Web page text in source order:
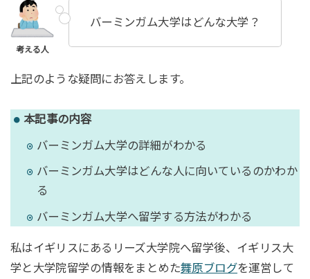
バーミンガム大学はどんな大学？
上記のような疑問にお答えします。
本記事の内容
バーミンガム大学の詳細がわかる
バーミンガム大学はどんな人に向いているのかわか
る
バーミンガム大学へ留学する方法がわかる
私はイギリスにあるリーズ大学院へ留学後、イギリス大
学と大学院留学の情報をまとめた舞原ブログを運営して